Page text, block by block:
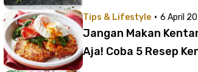
Tips & Lifestyle · 6 April
Jangan Makan
Aja! Coba 5 Resep